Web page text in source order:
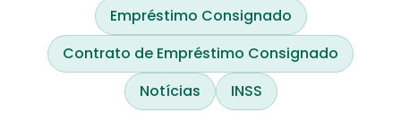
Empréstimo Consignado
Contrato de Empréstimo Consignado
Notícias
INSS